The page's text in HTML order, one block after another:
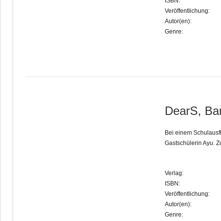
Veröffentlichung:
Autor(en):
Genre:
DearS,
Bei einem
Gastschülerin Ayu.
Verlag:
ISBN:
Veröffentlichung:
Autor(en):
Genre: